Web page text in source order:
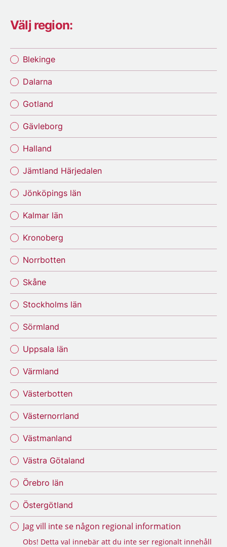
Välj region:
Blekinge
Dalarna
Gotland
Gävleborg
Halland
Jämtland Härjedalen
Jönköpings län
Kalmar län
Kronoberg
Norrbotten
Skåne
Stockholms län
Sörmland
Uppsala län
Värmland
Västerbotten
Västernorrland
Västmanland
Västra Götaland
Örebro län
Östergötland
Jag vill inte se någon regional information
Obs! Detta val innebär att du inte ser regionalt innehåll